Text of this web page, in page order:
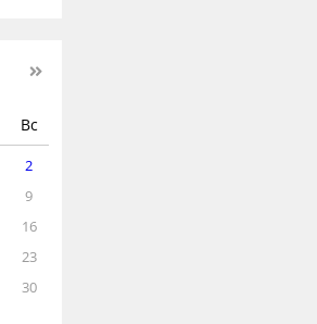
Вс
2
9
16
23
30